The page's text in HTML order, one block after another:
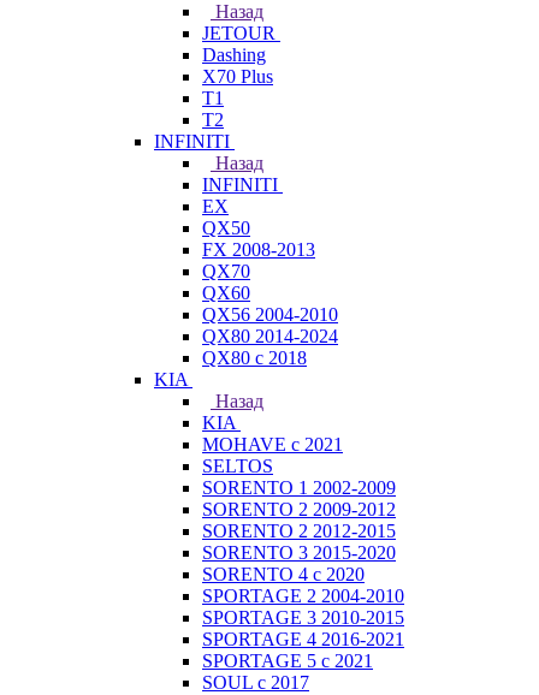
Назад
JETOUR
Dashing
X70 Plus
T1
T2
INFINITI
Назад
INFINITI
EX
QX50
FX 2008-2013
QX70
QX60
QX56 2004-2010
QX80 2014-2024
QX80 c 2018
KIA
Назад
KIA
MOHAVE с 2021
SELTOS
SORENTO 1 2002-2009
SORENTO 2 2009-2012
SORENTO 2 2012-2015
SORENTO 3 2015-2020
SORENTO 4 с 2020
SPORTAGE 2 2004-2010
SPORTAGE 3 2010-2015
SPORTAGE 4 2016-2021
SPORTAGE 5 с 2021
SOUL с 2017